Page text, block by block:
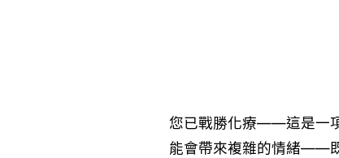
您已戰勝化療——這是一
能會帶來複雜的情緒——